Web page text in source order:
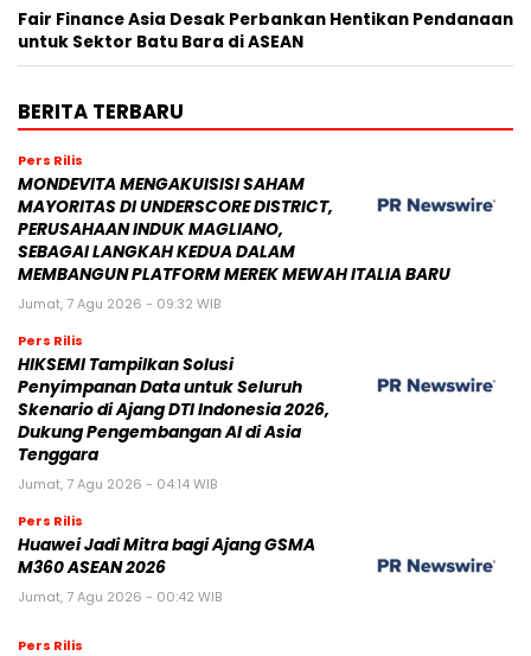
Fair Finance Asia Desak Perbankan Hentikan Pendanaan
untuk Sektor Batu Bara di ASEAN
BERITA TERBARU
Pers Rilis
MONDEVITA MENGAKUISISI SAHAM
MAYORITAS DI UNDERSCORE DISTRICT,
PERUSAHAAN INDUK MAGLIANO,
SEBAGAI LANGKAH KEDUA DALAM
MEMBANGUN PLATFORM MEREK MEWAH ITALIA BARU
Jumat, 7 Agu 2026 - 09:32 WIB
Pers Rilis
HIKSEMI Tampilkan Solusi
Penyimpanan Data untuk Seluruh
Skenario di Ajang DTI Indonesia 2026,
Dukung Pengembangan AI di Asia
Tenggara
Jumat, 7 Agu 2026 - 04:14 WIB
Pers Rilis
Huawei Jadi Mitra bagi Ajang GSMA
M360 ASEAN 2026
Jumat, 7 Agu 2026 - 00:42 WIB
Pers Rilis